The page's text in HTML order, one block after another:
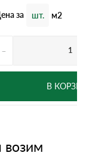
за шт. м2
-
В